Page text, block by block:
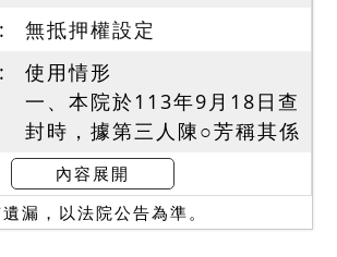
無抵押權設定
使用情形
一、本院於113年9月18日查
封時，據第三人陳○芳稱其係
本件拍賣建物共有人陳光坤
之兄弟，已在此居住30年，
其與陳光坤間有租約、未約
內容展開
漏，以法院公告為準。